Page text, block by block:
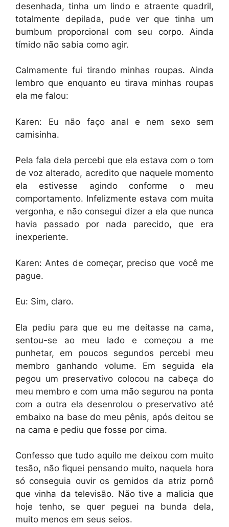
desenhada, tinha um lindo e atraente quadril,
totalmente depilada, pude ver que tinha um
bumbum proporcional com seu corpo. Ainda
tímido não sabia como agir.
Calmamente fui tirando minhas roupas. Ainda
lembro que enquanto eu tirava minhas roupas
ela me falou:
Karen: Eu não faço anal e nem sexo sem
camisinha.
Pela fala dela percebi que ela estava com o tom
de voz alterado, acredito que naquele momento
ela estivesse agindo conforme o meu
comportamento. Infelizmente estava com muita
vergonha, e não consegui dizer a ela que nunca
havia passado por nada parecido, que era
inexperiente.
Karen: Antes de começar, preciso que você me
pague.
Eu: Sim, claro.
Ela pediu para que eu me deitasse na cama,
sentou-se ao meu lado e começou a me
punhetar, em poucos segundos percebi meu
membro ganhando volume. Em seguida ela
pegou um preservativo colocou na cabeça do
meu membro e com uma mão segurou na ponta
com a outra ela desenrolou o preservativo até
embaixo na base do meu pênis, após deitou se
na cama e pediu que fosse por cima.
Confesso que tudo aquilo me deixou com muito
tesão, não fiquei pensando muito, naquela hora
só conseguia ouvir os gemidos da atriz pornô
que vinha da televisão. Não tive a malicia que
hoje tenho, se quer peguei na bunda dela,
muito menos em seus seios.